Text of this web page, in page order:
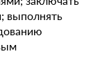
выполнять